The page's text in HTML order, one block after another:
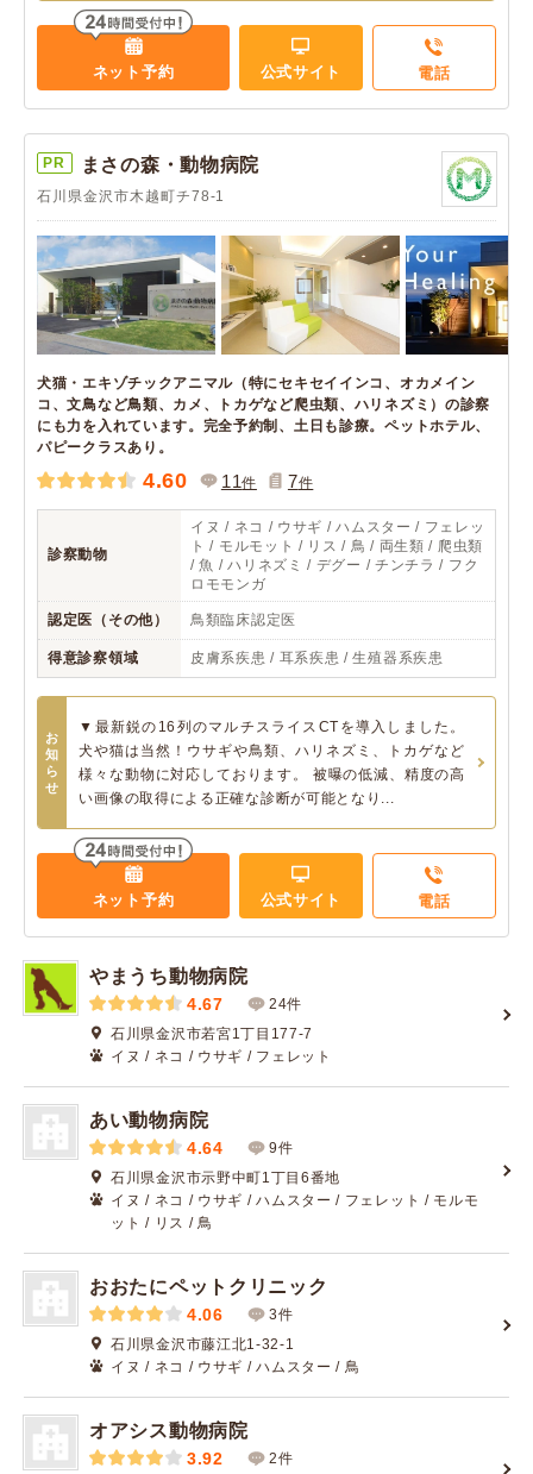
ネット予約 公式サイト 電話
PR まさの森・動物病院
石川県金沢市木越町チ78-1
犬猫・エキゾチックアニマル（特にセキセイインコ、オカメイン
コ、文鳥など鳥類、カメ、トカゲなど爬虫類、ハリネズミ）の診察
にも力を入れています。完全予約制、土日も診療。ペットホテル、
パピークラスあり。
4.60 11件 7件
診察動物
イヌ / ネコ / ウサギ / ハムスター / フェレッ
ト / モルモット / リス / 鳥 / 両生類 / 爬虫類
/ 魚 / ハリネズミ / デグー / チンチラ / フク
ロモモンガ
認定医（その他） 鳥類臨床認定医
得意診察領域 皮膚系疾患 / 耳系疾患 / 生殖器系疾患
お
知
ら
せ
▼最新鋭の16列のマルチスライスCTを導入しました。
犬や猫は当然！ウサギや鳥類、ハリネズミ、トカゲなど
様々な動物に対応しております。 被曝の低減、精度の高
い画像の取得による正確な診断が可能となり...
ネット予約 公式サイト 電話
やまうち動物病院
4.67
24件
石川県金沢市若宮1丁目177-7
イヌ / ネコ / ウサギ / フェレット
あい動物病院
4.64
9件
石川県金沢市示野中町1丁目6番地
イヌ / ネコ / ウサギ / ハムスター / フェレット / モルモ
ット / リス / 鳥
おおたにペットクリニック
4.06
3件
石川県金沢市藤江北1-32-1
イヌ / ネコ / ウサギ / ハムスター / 鳥
オアシス動物病院
3.92
2件